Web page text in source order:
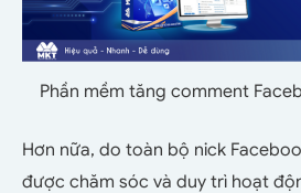
Phần mềm tăng comment
Hơn nữa, do toàn bộ nick
được chăm sóc và duy trì hoạt